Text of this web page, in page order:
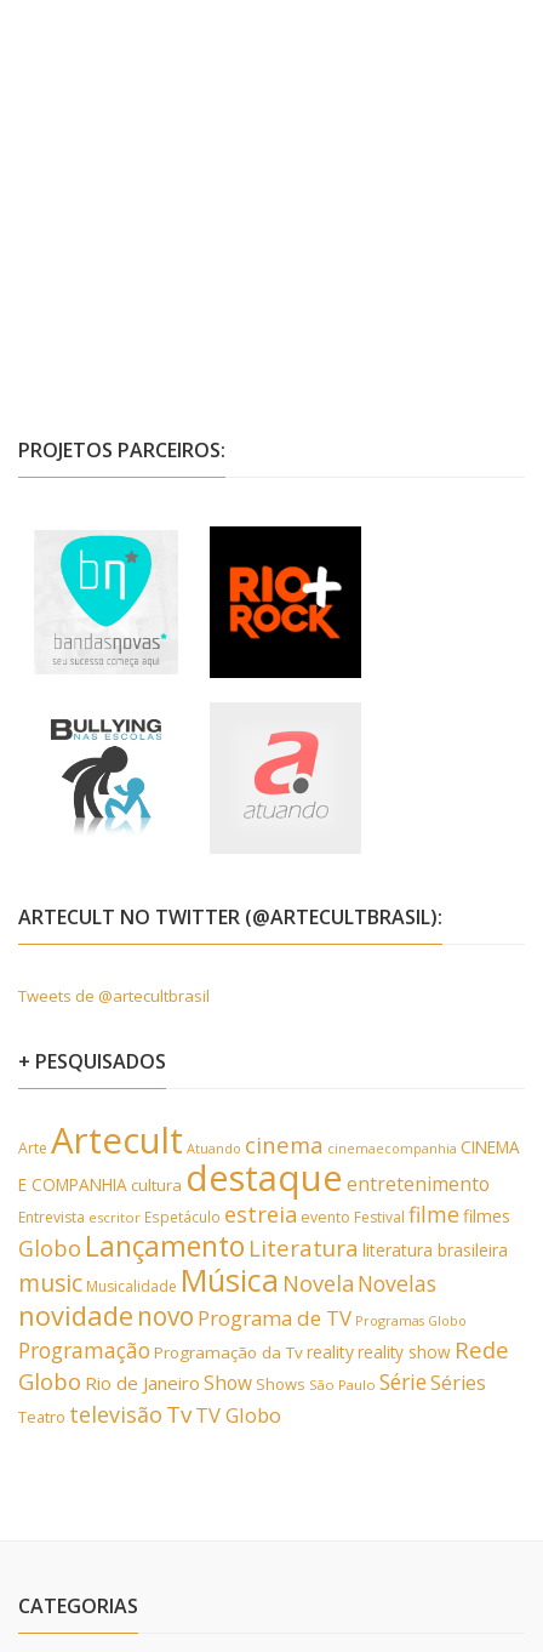
PROJETOS PARCEIROS:
ARTECULT NO TWITTER (@ARTECULTBRASIL):
Tweets de @artecultbrasil
+ PESQUISADOS
Arte Artecult Atuando cinema cinemaecompanhia CINEMA
E COMPANHIAcultura destaque entretenimento
Entrevista escritor Espetáculo estreia evento Festival filmefilmes
Globo Lançamento Literatura literatura brasileira
music Musicalidade Música Novela Novelas
novidade novo Programa de TV Programas Globo
Programação Programação da Tvrealityreality show Rede
Globo Rio de Janeiro Show Shows São Paulo SérieSéries
Teatro televisão TvTV Globo
CATEGORIAS